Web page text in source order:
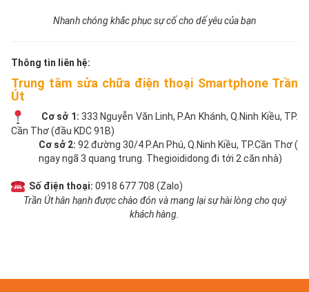
Nhanh chóng khắc phục sự cố cho dế yêu của bạn
Thông tin liên hệ:
Trung tâm sửa chữa điện thoại Smartphone Trần
Út
Cơ sở 1: 333 Nguyễn Văn Linh, P.An Khánh, Q.Ninh Kiều, TP.
Cần Thơ (đầu KDC 91B)
Cơ sở 2: 92 đường 30/4 P.An Phú, Q.Ninh Kiều, TP.Cần Thơ (
ngay ngã 3 quang trung. Thegioididong đi tới 2 căn nhà)
Số điện thoại: 0918 677 708 (Zalo)
Trần Út hân hạnh được chào đón và mang lại sự hài lòng cho quý
khách hàng.